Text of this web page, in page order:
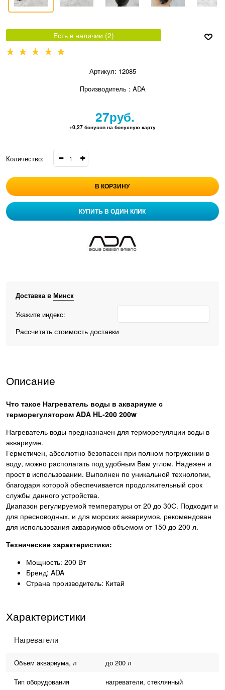
Есть в наличии (2)
Артикул: 12085
Производитель : ADA
27руб.
+0,27 бонусов на бонусную карту
Количество:
В КОРЗИНУ
КУПИТЬ В ОДИН КЛИК
Доставка в Минск
Укажите индекс:
Рассчитать стоимость доставки
Описание
Что такое Нагреватель воды в аквариуме с
терморегулятором ADA HL-200 200w
Нагреватель воды предназначен для терморегуляции воды в
аквариуме.
Герметичен, абсолютно безопасен при полном погружении в
воду, можно располагать под удобным Вам углом. Надежен и
прост в использовании. Выполнен по уникальной технологии,
благодаря которой обеспечивается продолжительный срок
службы данного устройства.
Диапазон регулируемой температуры от 20 до 30С. Подходит и
для пресноводных, и для морских аквариумов, рекомендован
для использования аквариумов объемом от 150 до 200 л.
Технические характеристики:
Мощность: 200 Вт
Бренд: ADA
Страна производитель: Китай
Характеристики
Нагреватели
Объем аквариума, л
до 200 л
Тип оборудования
нагреватели, стеклянный